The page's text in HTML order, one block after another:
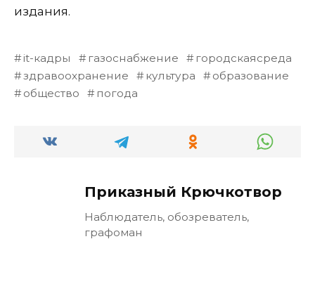
издания.
it-кадры газоснабжение
городскаясреда
здравоохранение
культура
образование
общество
погода
Приказный Крючкотвор
Наблюдатель, обозреватель,
графоман